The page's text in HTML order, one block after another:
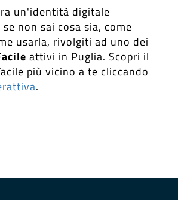
un'identità digitale
se non sai cosa sia, come
usarla, rivolgiti ad uno dei
attivi in Puglia. Scopri il
più vicino a te cliccando
.